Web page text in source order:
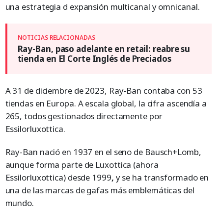
una estrategia d expansión multicanal y omnicanal.
Ray-Ban, paso adelante en retail: reabre su
tienda en El Corte Inglés de Preciados
A 31 de diciembre de 2023, Ray-Ban contaba con 53
tiendas en Europa. A escala global, la cifra ascendía a
265, todos gestionados directamente por
Essilorluxottica.
Ray-Ban nació en 1937 en el seno de Bausch+Lomb,
aunque forma parte de Luxottica (ahora
Essilorluxottica) desde 1999, y se ha transformado en
una de las marcas de gafas más emblemáticas del
mundo.